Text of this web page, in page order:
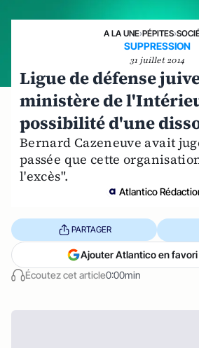
A LA UNE›PÉPITES›
SUPPRESSION
31 juillet 2014
Ligue de défense
ministère de
possibilité d'une
Bernard Cazeneuve avait
passée que cette
l'excès".
Atlantico
Écoutez cet article0:00min
PARTAGER
Ajouter Atlantico en favori